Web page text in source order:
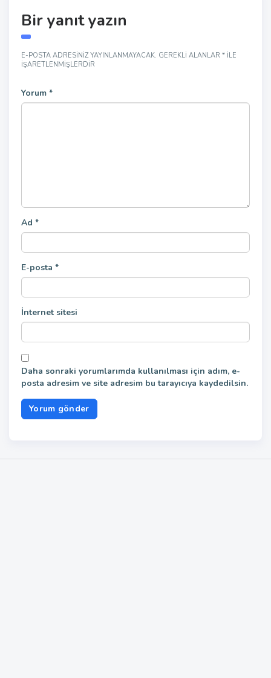
Bir yanıt yazın
E-POSTA ADRESINIZ YAYINLANMAYACAK. GEREKLI ALANLAR * ILE
IŞARETLENMIŞLERDIR
Yorum *
Ad *
E-posta *
İnternet sitesi
Daha sonraki yorumlarımda kullanılması için adım, e-
posta adresim ve site adresim bu tarayıcıya kaydedilsin.